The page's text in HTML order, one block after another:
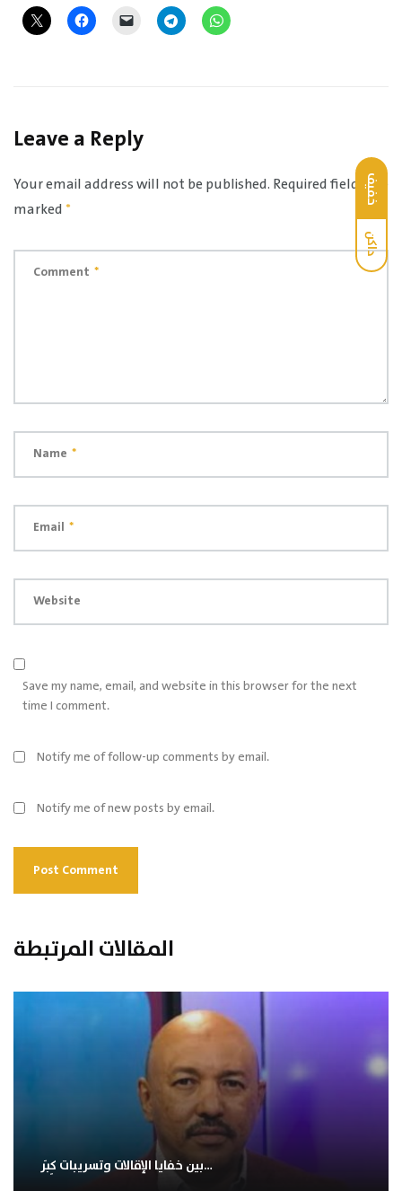
خفيف
داكن
Leave a Reply
Your email address will not be published. Required fields are
marked*
Comment *
Name *
Email *
Website
Save my name, email, and website in this browser for the next
time I comment.
Notify me of follow-up comments by email.
Notify me of new posts by email.
المقالات المرتبطة
بين خفايا الإقالات وتسريبات كِبَر…